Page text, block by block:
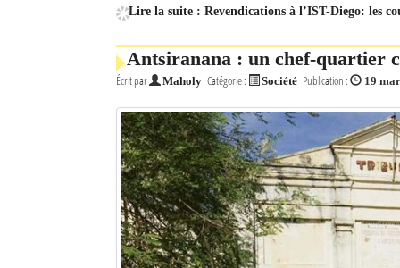
Lire la suite : Revendications à l’IST-Diego: les
Antsiranana : un chef-quartier
Écrit par Maholy Catégorie : Société Publication : 19